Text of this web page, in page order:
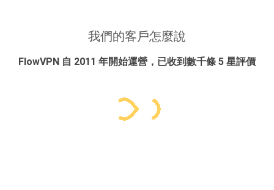
我們的客戶怎麼說
FlowVPN 自 2011 年開始運營，已收到數千條 5 星評價